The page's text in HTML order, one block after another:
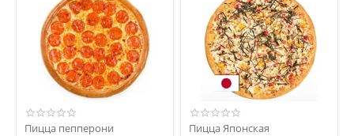
Пицца пепперони Пицца Японская